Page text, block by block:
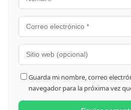
Guarda mi nombre, correo
navegador para la próxima vez